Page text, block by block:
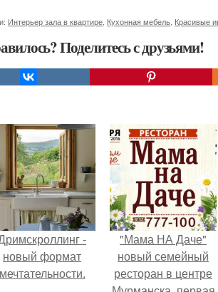
Интерьер зала в квартире Кухонная мебель Красивые
Поделитесь с друзьями!
-
новый формат
"Мама НА Даче"
новый семейный
ресторан в центре